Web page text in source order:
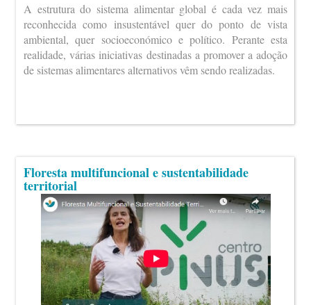
A estrutura do sistema alimentar global é cada vez mais
reconhecida como insustentável quer do ponto de vista
ambiental, quer socioeconómico e político. Perante esta
realidade, várias iniciativas destinadas a promover a adoção
de sistemas alimentares alternativos vêm sendo realizadas.
Floresta multifuncional e sustentabilidade
territorial